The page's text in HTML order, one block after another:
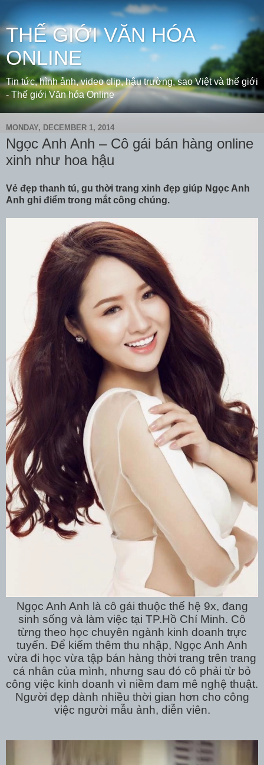
THẾ GIỚI VĂN HÓA
ONLINE
Tin tức, hình ảnh, video clip, hậu trường, sao Việt và thế giới
- Thế giới Văn hóa Online
MONDAY, DECEMBER 1, 2014
Ngọc Anh Anh – Cô gái bán hàng online
xinh như hoa hậu
Vẻ đẹp thanh tú, gu thời trang xinh đẹp giúp Ngọc Anh
Anh ghi điểm trong mắt công chúng.
Ngọc Anh Anh là cô gái thuộc thế hệ 9x, đang
sinh sống và làm việc tại TP.Hồ Chí Minh. Cô
từng theo học chuyên ngành kinh doanh trực
tuyến. Để kiếm thêm thu nhập, Ngọc Anh Anh
vừa đi học vừa tập bán hàng thời trang trên trang
cá nhân của mình, nhưng sau đó cô phải từ bỏ
công việc kinh doanh vì niềm đam mê nghệ thuật.
Người đẹp dành nhiều thời gian hơn cho công
việc người mẫu ảnh, diễn viên.